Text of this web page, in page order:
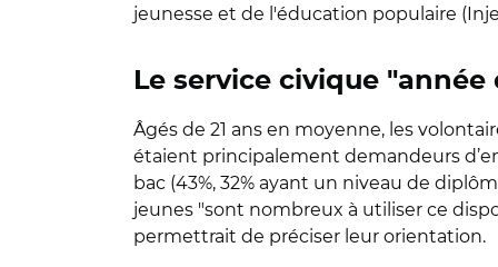
jeunesse et de l'éducation populaire
Le service civique
Âgés de 21 ans en moyenne, les
étaient principalement demandeurs
bac (43%, 32% ayant un niveau de
jeunes "sont nombreux à utiliser ce
permettrait de préciser leur orientation.